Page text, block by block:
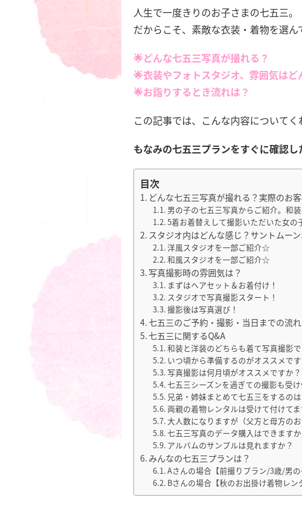
人生で一度きりのお子さまの七五三。
だからこそ、素敵な衣装・着物を選
🌟どんな七五三写真が撮れる？
🌟衣装やフォトスタジオ、雰囲気はど
🌟お詣りするとき流れは？
この記事では、こんな内容について
もなみの七五三プランをすぐに確認し
目次
どんな七五三写真が撮れる？実際のお
男の子の七五三写真からご紹介。和
5着お着替えして撮影いただいた女の
スタジオ内はどんな感じ？サントムー
洋風スタジオを一部ご紹介☆
和風スタジオを一部ご紹介☆
写真撮影時の雰囲気は？
まずはヘアセット＆お着付け！
スタジオで写真撮影スタート！
撮影後は写真選び！
七五三のご予約・撮影・当日までの流れ
七五三に関するQ&A
和装と洋装のどちらも着て写真撮影
いつ頃から準備するのがオススメです
写真撮影は何月頃がオススメですか？
七五三シーズンを過ぎての撮影も受
兄弟・姉妹まとめて七五三をするの
両親の着物レンタルは受けて付けてま
大人数になりますが（父方と母方の
七五三写真のデータ購入はできますか
アルバムのサンプルは見れますか？
みんなの七五三プランは？
Aさんの場合【前撮りプラン/3歳/男の
Bさんの場合【秋のお出掛け着物レン